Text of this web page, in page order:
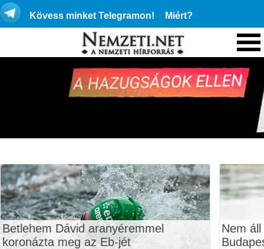
Kövess minket Telegramon! Miért?
Betlehem Dávid aranyéremmel
koronázta meg az Eb-jét
Nem